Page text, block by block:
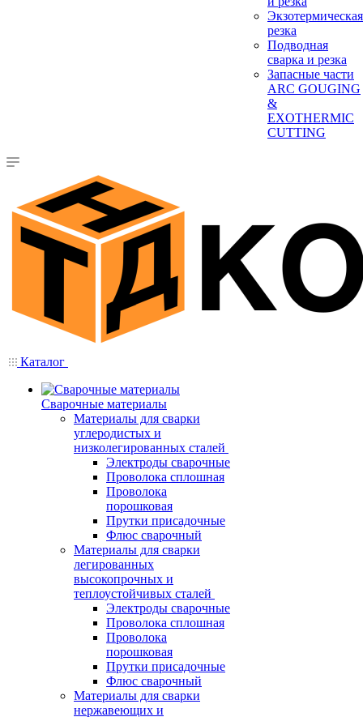
Экзотермическая
резка
Подводная
сварка и резка
Запасные части
ARC GOUGING
&
EXOTHERMIC
CUTTING
Каталог
Сварочные материалы
Материалы для сварки
углеродистых и
низколегированных сталей
Электроды сварочные
Проволока сплошная
Проволока
порошковая
Прутки присадочные
Флюс сварочный
Материалы для сварки
легированных
высокопрочных и
теплоустойчивых сталей
Электроды сварочные
Проволока сплошная
Проволока
порошковая
Прутки присадочные
Флюс сварочный
Материалы для сварки
нержавеющих и